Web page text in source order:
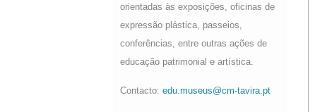
orientadas às exposições, oficinas de
expressão plástica, passeios,
conferências, entre outras ações de
educação patrimonial e artística.
Contacto: edu.museus@cm-tavira.pt